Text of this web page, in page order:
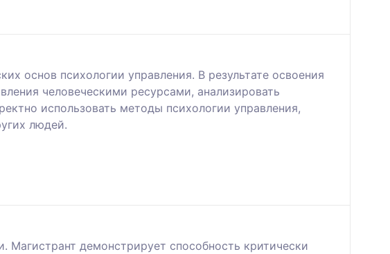
основ психологии управления. В результате освоения
человеческими ресурсами, анализировать
использовать методы психологии управления,
людей.
демонстрирует способность критически